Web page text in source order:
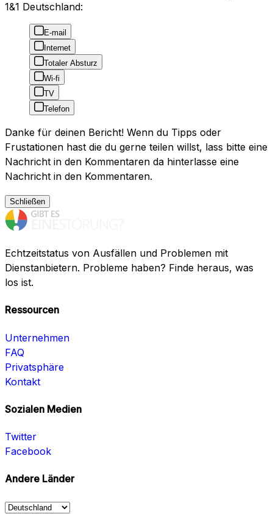
1&1 Deutschland:
E-mail
Internet
Totaler Absturz
Wi-fi
TV
Telefon
Danke für deinen Bericht! Wenn du Tipps oder
Frustationen hast die du gerne teilen willst, lass bitte eine
Nachricht in den Kommentaren da hinterlasse eine
Nachricht in den Kommentaren.
Schließen
Echtzeitstatus von Ausfällen und Problemen mit
Dienstanbietern. Probleme haben? Finde heraus, was
los ist.
Ressourcen
Unternehmen
FAQ
Privatsphäre
Kontakt
Sozialen Medien
Twitter
Facebook
Andere Länder